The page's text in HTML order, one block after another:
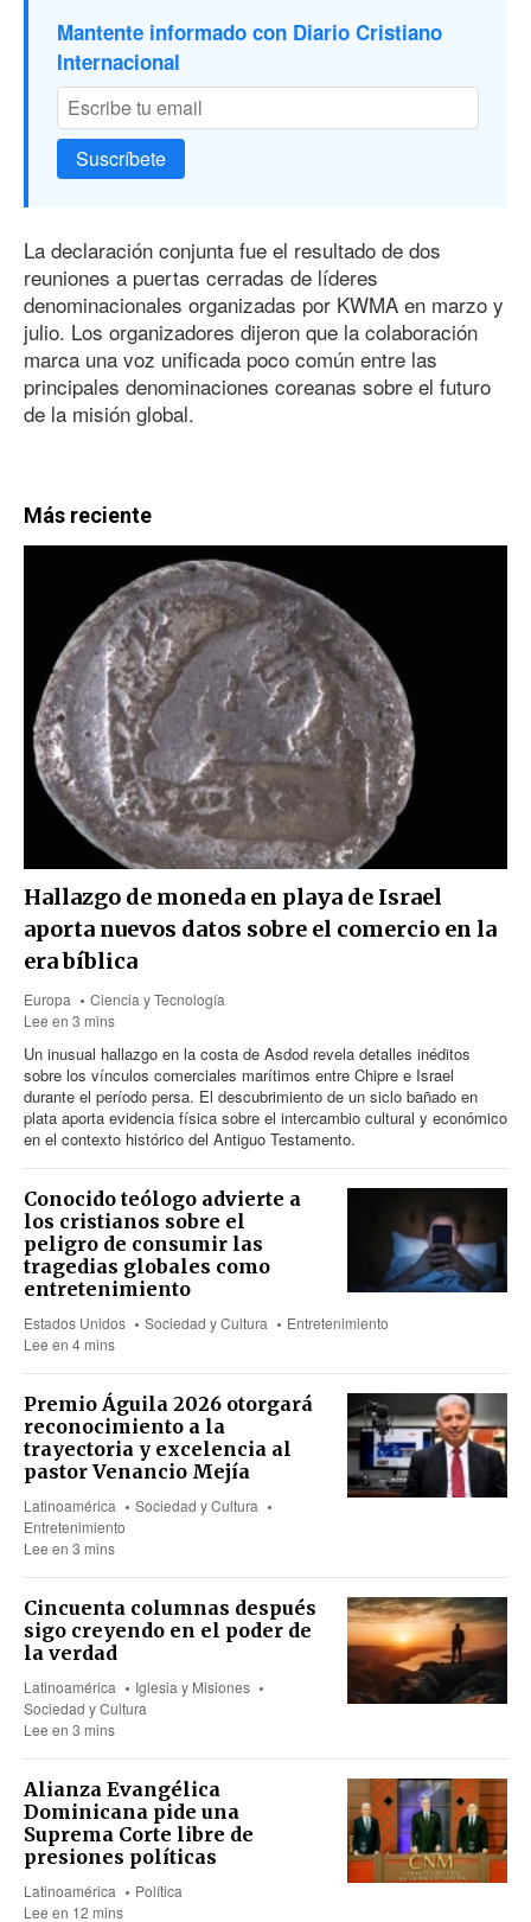
Mantente informado con Diario Cristiano
Internacional
Suscríbete
La declaración conjunta fue el resultado de dos
reuniones a puertas cerradas de líderes
denominacionales organizadas por KWMA en marzo y
julio. Los organizadores dijeron que la colaboración
marca una voz unificada poco común entre las
principales denominaciones coreanas sobre el futuro
de la misión global.
Más reciente
Hallazgo de moneda en playa de Israel
aporta nuevos datos sobre el comercio en la
era bíblica
Europa
Ciencia y Tecnología
Lee en 3 mins
Un inusual hallazgo en la costa de Asdod revela detalles inéditos
sobre los vínculos comerciales marítimos entre Chipre e Israel
durante el período persa. El descubrimiento de un siclo bañado en
plata aporta evidencia física sobre el intercambio cultural y económico
en el contexto histórico del Antiguo Testamento.
Conocido teólogo advierte a
los cristianos sobre el
peligro de consumir las
tragedias globales como
entretenimiento
Estados Unidos Sociedad y Cultura
Entretenimiento
Lee en 4 mins
Premio Águila 2026 otorgará
reconocimiento a la
trayectoria y excelencia al
pastor Venancio Mejía
Latinoamérica
Sociedad y Cultura
Entretenimiento
Lee en 3 mins
Cincuenta columnas después
sigo creyendo en el poder de
la verdad
Latinoamérica
Iglesia y Misiones
Sociedad y Cultura
Lee en 3 mins
Alianza Evangélica
Dominicana pide una
Suprema Corte libre de
presiones políticas
Latinoamérica
Política
Lee en 12 mins